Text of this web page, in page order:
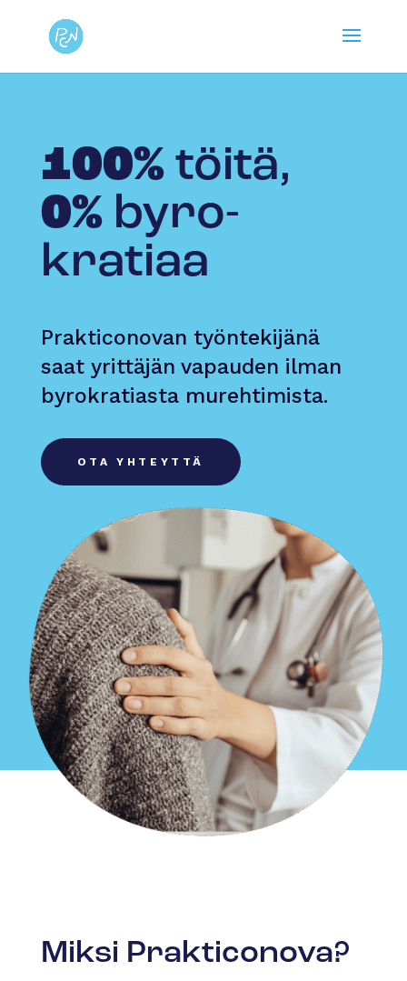
100%töitä,
0% byro­
kratiaa
Prakticonovan työntekijänä
saat yrittäjän vapauden ilman
byrokratiasta murehtimista.
OTA YHTEYTTÄ
Miksi Prakticonova?